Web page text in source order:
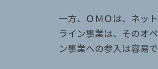
一方、ＯＭＯは、ネッ
ライン事業は、そのオ
ン事業への参入は容易